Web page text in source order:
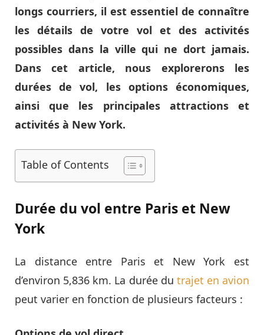
longs courriers, il est essentiel de connaître
les détails de votre vol et des activités
possibles dans la ville qui ne dort jamais.
Dans cet article, nous explorerons les
durées de vol, les options économiques,
ainsi que les principales attractions et
activités à New York.
Table of Contents
Durée du vol entre Paris et New
York
La distance entre Paris et New York est
d’environ 5,836 km. La durée du trajet en avion
peut varier en fonction de plusieurs facteurs :